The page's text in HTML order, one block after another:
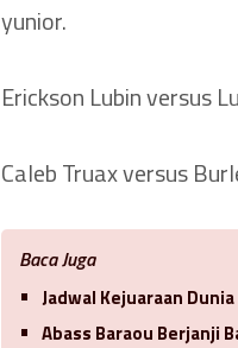
yunior.
Erickson Lubin versus
Caleb Truax versus
Baca Juga
Jadwal Kejuaraan
Abass Baraou Berjanji